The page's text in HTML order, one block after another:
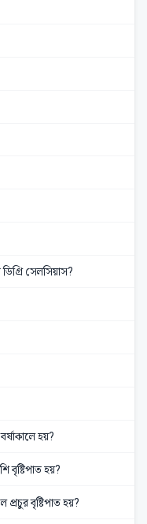
সেলসিয়াস?
হয়?
বৃষ্টিপাত হয়?
প্রচুর বৃষ্টিপাত হয়?